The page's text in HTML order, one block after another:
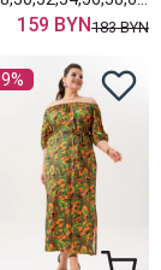
159 BYN183 BYN
9%